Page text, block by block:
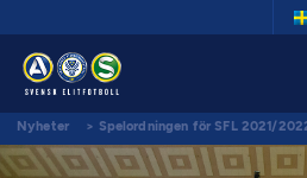
Nyheter > Spelordningen för SFL 2021/